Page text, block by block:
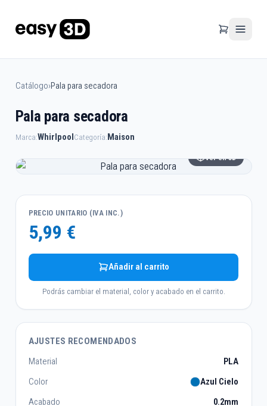
Catálogo›Pala para secadora
Pala para secadora
Marca:WhirlpoolCategoría:Maison
Ver en 3D
PRECIO UNITARIO (IVA INC.)
5,99 €
Añadir al carrito
Podrás cambiar el material, color y acabado en el carrito.
AJUSTES RECOMENDADOS
Material
PLA
Color
Azul Cielo
Acabado
0.2mm